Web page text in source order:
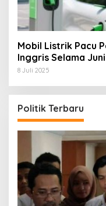
Mobil Listrik Pacu
Inggris Selama
8 Juli 2025
Politik Terbaru